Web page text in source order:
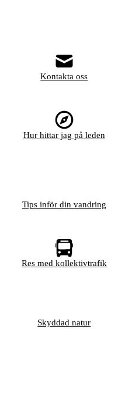
Kontakta oss
Hur hittar jag på leden
Tips inför din vandring
Res med kollektivtrafik
Skyddad natur